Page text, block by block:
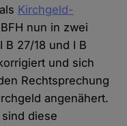
Kirchgeld-
nun in zwei
B 27/18 und I B
und sich
Rechtsprechung
angenähert.
diese